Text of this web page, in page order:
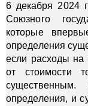
6 декабря 2024
Союзного
которые
определения
если расходы
от стоимости
определения, и